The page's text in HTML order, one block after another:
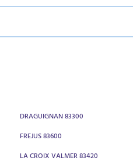
DRAGUIGNAN 83300
FREJUS 83600
LA CROIX VALMER 83420